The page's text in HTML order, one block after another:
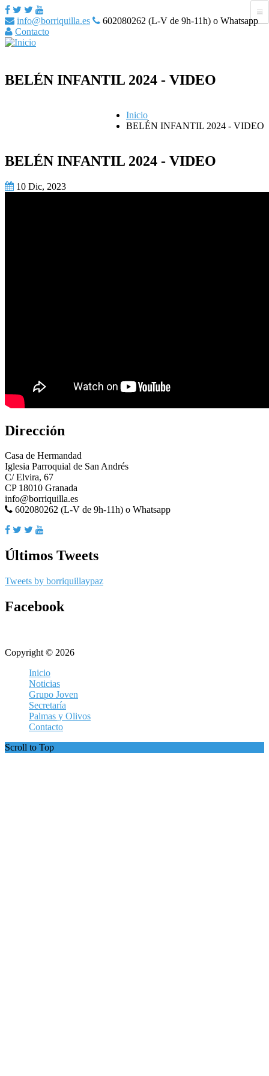
info@borriquilla.es
602080262 (L-V de 9h-11h) o Whatsapp
Contacto
BELÉN INFANTIL 2024 - VIDEO
Inicio
BELÉN INFANTIL 2024 - VIDEO
BELÉN INFANTIL 2024 - VIDEO
10 Dic, 2023
Dirección
Casa de Hermandad
Iglesia Parroquial de San Andrés
C/ Elvira, 67
CP 18010 Granada
info@borriquilla.es
602080262 (L-V de 9h-11h) o Whatsapp
Últimos Tweets
Tweets by borriquillaypaz
Facebook
Copyright © 2026
Inicio
Noticias
Grupo Joven
Secretaría
Palmas y Olivos
Contacto
Scroll to Top